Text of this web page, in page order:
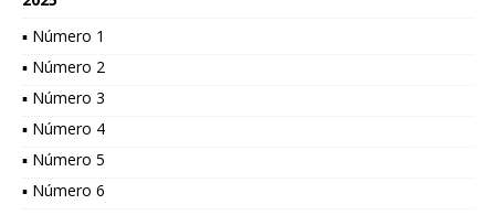
▪ Número 1
▪ Número 2
▪ Número 3
▪ Número 4
▪ Número 5
▪ Número 6